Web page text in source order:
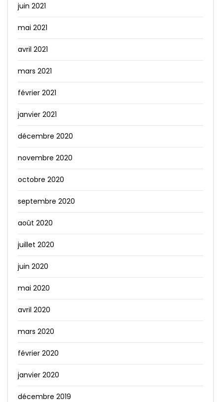
juin 2021
mai 2021
avril 2021
mars 2021
février 2021
janvier 2021
décembre 2020
novembre 2020
octobre 2020
septembre 2020
août 2020
juillet 2020
juin 2020
mai 2020
avril 2020
mars 2020
février 2020
janvier 2020
décembre 2019